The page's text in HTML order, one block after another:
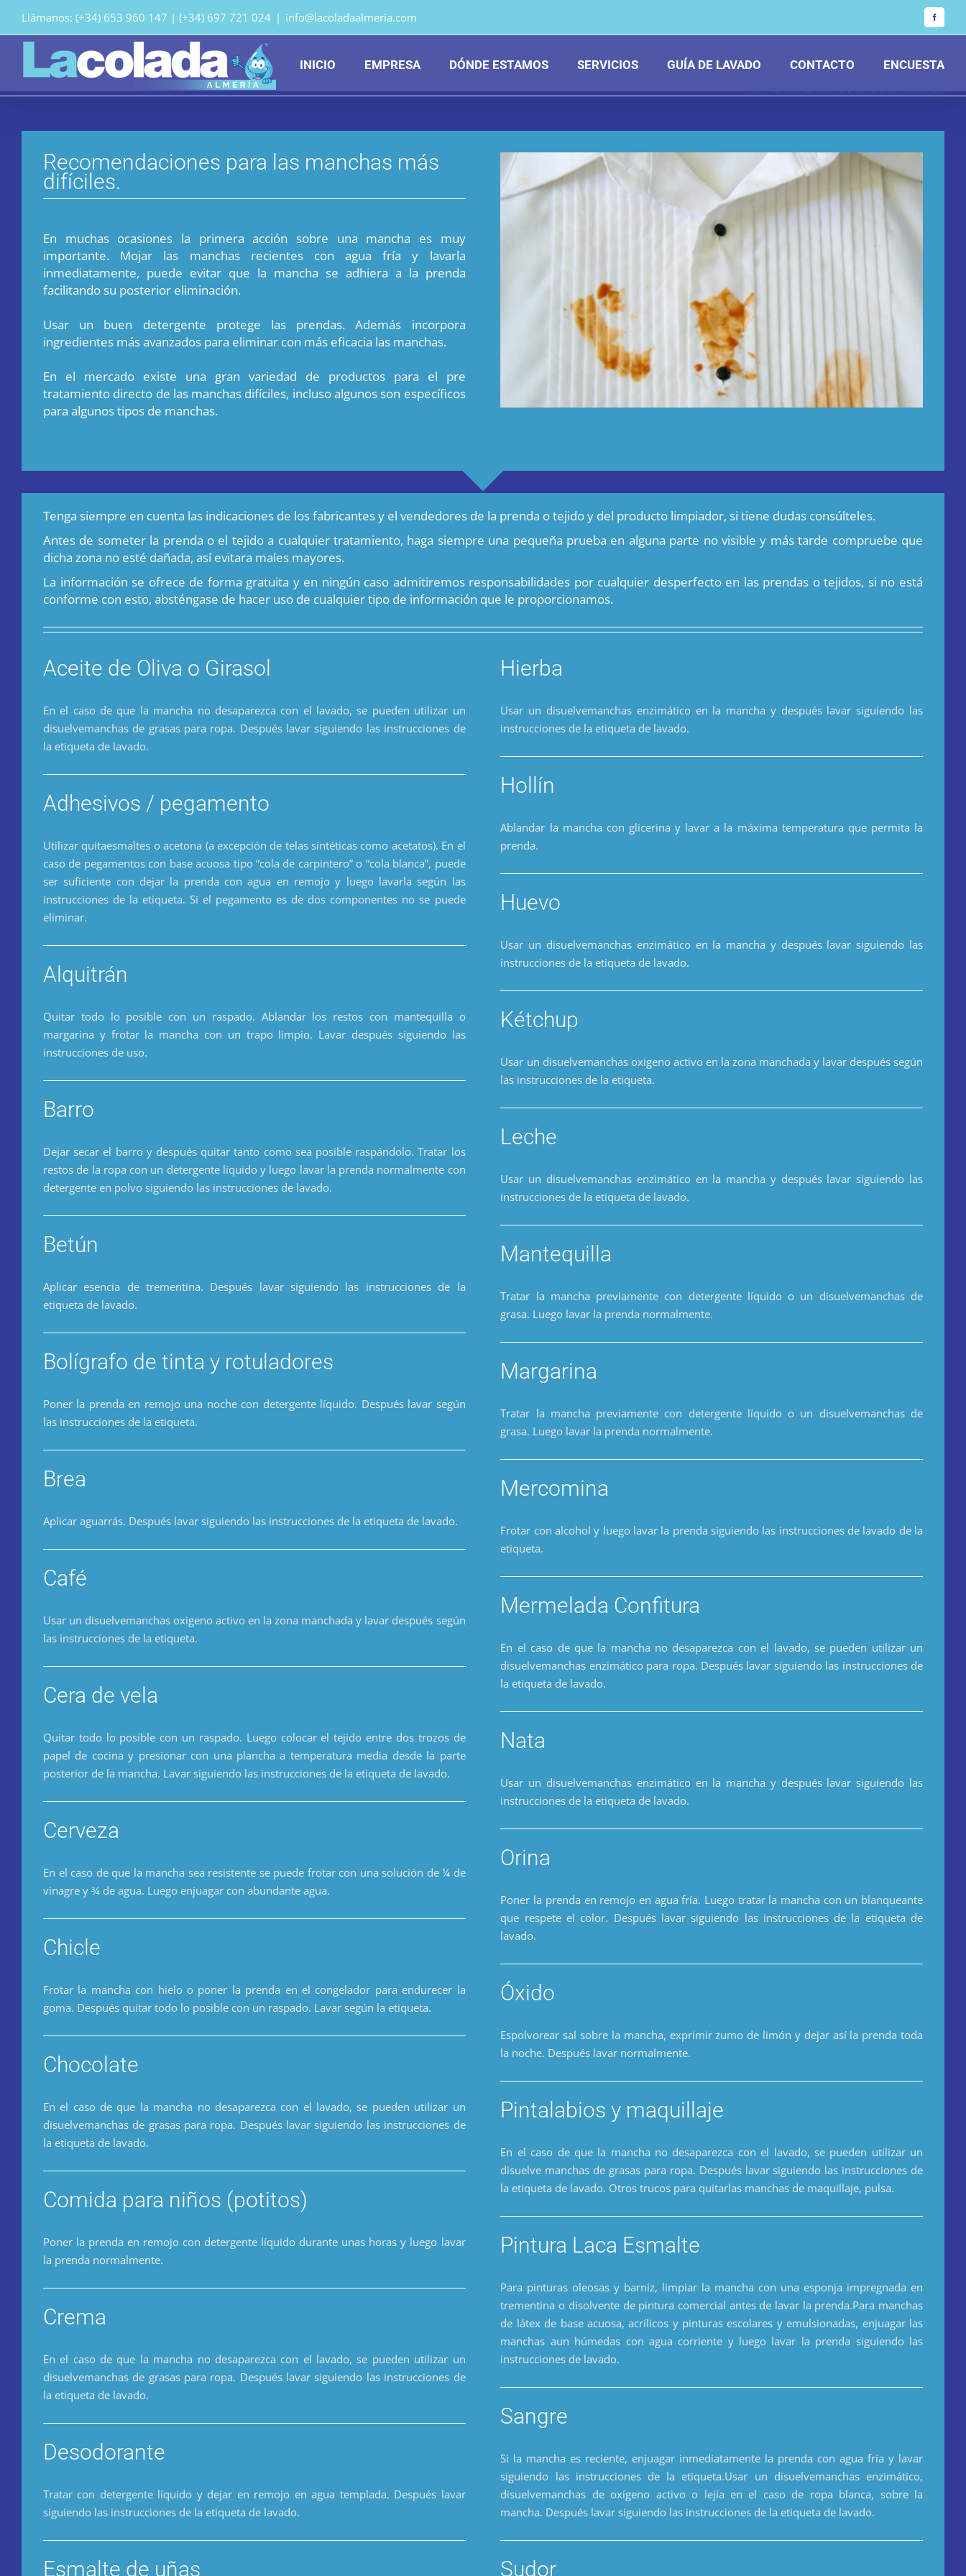
contenido
Llámanos: (+34) 653 960 147 | (+34) 697 721 024 | info@lacoladaalmeria.com Facebook
INICIO EMPRESA DÓNDE ESTAMOS SERVICIOS GUÍA DE LAVADO CONTACTO ENCUESTA
Inicio Recomendaciones para las manchas más difíciles.
Recomendaciones para las manchas más
difíciles.
En muchas ocasiones la primera acción sobre una mancha es muy
importante. Mojar las manchas recientes con agua fría y lavarla
inmediatamente, puede evitar que la mancha se adhiera a la prenda
facilitando su posterior eliminación.
Usar un buen detergente protege las prendas. Además incorpora
ingredientes más avanzados para eliminar con más eficacia las manchas.
En el mercado existe una gran variedad de productos para el pre
tratamiento directo de las manchas difíciles, incluso algunos son específicos
para algunos tipos de manchas.
Tenga siempre en cuenta las indicaciones de los fabricantes y el vendedores de la prenda o tejido y del producto limpiador, si tiene dudas consúlteles.
Antes de someter la prenda o el tejido a cualquier tratamiento, haga siempre una pequeña prueba en alguna parte no visible y más tarde compruebe que
dicha zona no esté dañada, así evitara males mayores.
La información se ofrece de forma gratuita y en ningún caso admitiremos responsabilidades por cualquier desperfecto en las prendas o tejidos, si no está
conforme con esto, absténgase de hacer uso de cualquier tipo de información que le proporcionamos.
Aceite de Oliva o Girasol
En el caso de que la mancha no desaparezca con el lavado, se pueden utilizar un
disuelvemanchas de grasas para ropa. Después lavar siguiendo las instrucciones de
la etiqueta de lavado.
Adhesivos / pegamento
Utilizar quitaesmaltes o acetona (a excepción de telas sintéticas como acetatos). En el
caso de pegamentos con base acuosa tipo “cola de carpintero” o “cola blanca”, puede
ser suficiente con dejar la prenda con agua en remojo y luego lavarla según las
instrucciones de la etiqueta. Si el pegamento es de dos componentes no se puede
eliminar.
Alquitrán
Quitar todo lo posible con un raspado. Ablandar los restos con mantequilla o
margarina y frotar la mancha con un trapo limpio. Lavar después siguiendo las
instrucciones de uso.
Barro
Dejar secar el barro y después quitar tanto como sea posible raspándolo. Tratar los
restos de la ropa con un detergente líquido y luego lavar la prenda normalmente con
detergente en polvo siguiendo las instrucciones de lavado.
Betún
Aplicar esencia de trementina. Después lavar siguiendo las instrucciones de la
etiqueta de lavado.
Bolígrafo de tinta y rotuladores
Poner la prenda en remojo una noche con detergente líquido. Después lavar según
las instrucciones de la etiqueta.
Brea
Aplicar aguarrás. Después lavar siguiendo las instrucciones de la etiqueta de lavado.
Café
Usar un disuelvemanchas oxigeno activo en la zona manchada y lavar después según
las instrucciones de la etiqueta.
Cera de vela
Quitar todo lo posible con un raspado. Luego colocar el tejido entre dos trozos de
papel de cocina y presionar con una plancha a temperatura media desde la parte
posterior de la mancha. Lavar siguiendo las instrucciones de la etiqueta de lavado.
Cerveza
En el caso de que la mancha sea resistente se puede frotar con una solución de ¼ de
vinagre y ¾ de agua. Luego enjuagar con abundante agua.
Chicle
Frotar la mancha con hielo o poner la prenda en el congelador para endurecer la
goma. Después quitar todo lo posible con un raspado. Lavar según la etiqueta.
Chocolate
En el caso de que la mancha no desaparezca con el lavado, se pueden utilizar un
disuelvemanchas de grasas para ropa. Después lavar siguiendo las instrucciones de
la etiqueta de lavado.
Comida para niños (potitos)
Poner la prenda en remojo con detergente líquido durante unas horas y luego lavar
la prenda normalmente.
Crema
En el caso de que la mancha no desaparezca con el lavado, se pueden utilizar un
disuelvemanchas de grasas para ropa. Después lavar siguiendo las instrucciones de
la etiqueta de lavado.
Desodorante
Tratar con detergente líquido y dejar en remojo en agua templada. Después lavar
siguiendo las instrucciones de la etiqueta de lavado.
Esmalte de uñas
Hierba
Usar un disuelvemanchas enzimático en la mancha y después lavar siguiendo las
instrucciones de la etiqueta de lavado.
Hollín
Ablandar la mancha con glicerina y lavar a la máxima temperatura que permita la
prenda.
Huevo
Usar un disuelvemanchas enzimático en la mancha y después lavar siguiendo las
instrucciones de la etiqueta de lavado.
Kétchup
Usar un disuelvemanchas oxigeno activo en la zona manchada y lavar después según
las instrucciones de la etiqueta.
Leche
Usar un disuelvemanchas enzimático en la mancha y después lavar siguiendo las
instrucciones de la etiqueta de lavado.
Mantequilla
Tratar la mancha previamente con detergente líquido o un disuelvemanchas de
grasa. Luego lavar la prenda normalmente.
Margarina
Tratar la mancha previamente con detergente líquido o un disuelvemanchas de
grasa. Luego lavar la prenda normalmente.
Mercomina
Frotar con alcohol y luego lavar la prenda siguiendo las instrucciones de lavado de la
etiqueta.
Mermelada Confitura
En el caso de que la mancha no desaparezca con el lavado, se pueden utilizar un
disuelvemanchas enzimático para ropa. Después lavar siguiendo las instrucciones de
la etiqueta de lavado.
Nata
Usar un disuelvemanchas enzimático en la mancha y después lavar siguiendo las
instrucciones de la etiqueta de lavado.
Orina
Poner la prenda en remojo en agua fría. Luego tratar la mancha con un blanqueante
que respete el color. Después lavar siguiendo las instrucciones de la etiqueta de
lavado.
Óxido
Espolvorear sal sobre la mancha, exprimir zumo de limón y dejar así la prenda toda
la noche. Después lavar normalmente.
Pintalabios y maquillaje
En el caso de que la mancha no desaparezca con el lavado, se pueden utilizar un
disuelve manchas de grasas para ropa. Después lavar siguiendo las instrucciones de
la etiqueta de lavado. Otros trucos para quitarlas manchas de maquillaje, pulsa.
Pintura Laca Esmalte
Para pinturas oleosas y barniz, limpiar la mancha con una esponja impregnada en
trementina o disolvente de pintura comercial antes de lavar la prenda.Para manchas
de látex de base acuosa, acrílicos y pinturas escolares y emulsionadas, enjuagar las
manchas aun húmedas con agua corriente y luego lavar la prenda siguiendo las
instrucciones de lavado.
Sangre
Si la mancha es reciente, enjuagar inmediatamente la prenda con agua fría y lavar
siguiendo las instrucciones de la etiqueta.Usar un disuelvemanchas enzimático,
disuelvemanchas de oxígeno activo o lejía en el caso de ropa blanca, sobre la
mancha. Después lavar siguiendo las instrucciones de la etiqueta de lavado.
Sudor